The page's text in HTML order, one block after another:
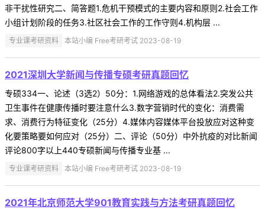
非干扰性研究二、简答题1.危机干预模式的主要内容和原则2.社会工作
小组计划阶段的任务3.社区社会工作的工作守则4.机构层 ...
专业课考研资料 本站小编 Free考研考试 2023-08-19
2021深圳大学新闻与传播专硕考研真题回忆
专硕334一、论述（3选2）50分：1.网络游戏的总体看法2.突发公共
卫生事件在健康传播时要注意什么3.数字营销时代的变化：消费需
求、消费行为特征变化（25分）4.媒体内容媒体平台投放应对这种变
化要策略要如何应对（25分）二、评论（50分）中外抗疫的对比新闻
评论800字以上440专硕新闻与传播专业基 ...
专业课考研资料 本站小编 Free考研考试 2023-08-19
2021年北京师范大学901教育实践与方法考研真题回忆